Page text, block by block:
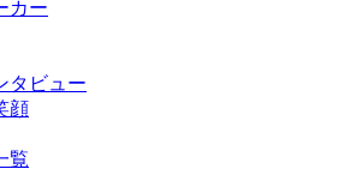
カー
タビュー
顔
覧